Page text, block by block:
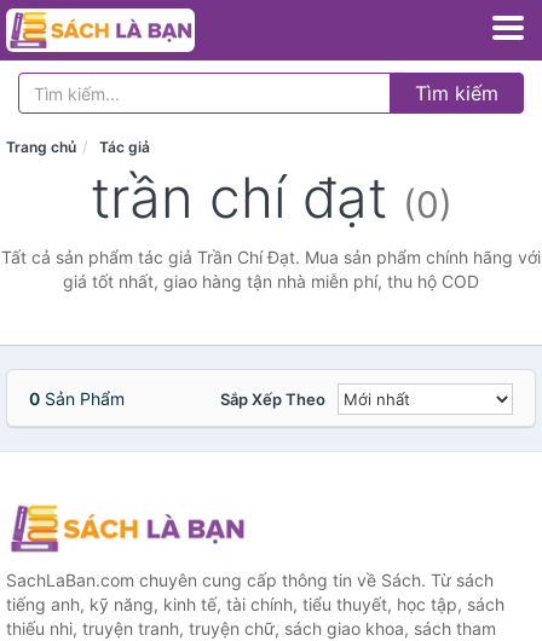
Tìm kiếm
Trang chủ Tác giả
trần chí đạt (0)
Tất cả sản phẩm tác giả Trần Chí Đạt. Mua sản phẩm chính hãng với
giá tốt nhất, giao hàng tận nhà miễn phí, thu hộ COD
0 Sản Phẩm Sắp Xếp Theo
SachLaBan.com chuyên cung cấp thông tin về Sách. Từ sách
tiếng anh, kỹ năng, kinh tế, tài chính, tiểu thuyết, học tập, sách
thiếu nhi, truyện tranh, truyện chữ, sách giao khoa, sách tham